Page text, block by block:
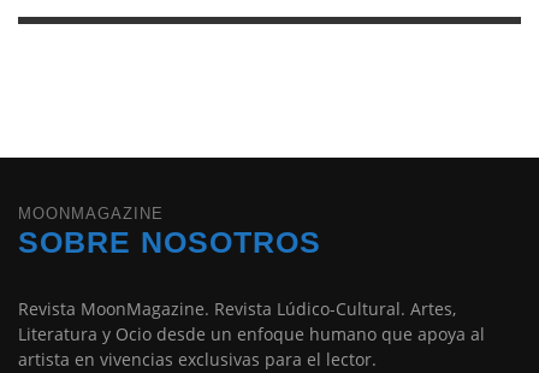
MOONMAGAZINE
SOBRE NOSOTROS
Revista MoonMagazine. Revista Lúdico-Cultural. Artes,
Literatura y Ocio desde un enfoque humano que apoya al
artista en vivencias exclusivas para el lector.